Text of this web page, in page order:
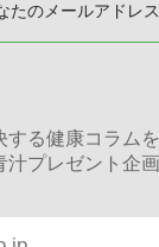
たのメールアドレ
する健康コラム
汁プレゼント企